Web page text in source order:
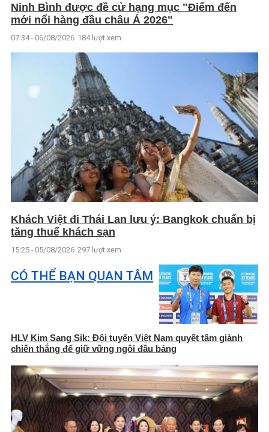
Ninh Bình được đề cử hạng mục "Điểm đến
mới nổi hàng đầu châu Á 2026"
07:34 - 06/08/2026 184 lượt xem
Khách Việt đi Thái Lan lưu ý: Bangkok chuẩn bị
tăng thuế khách sạn
15:25 - 05/08/2026 297 lượt xem
CÓ THỂ BẠN QUAN TÂM
HLV Kim Sang Sik: Đội tuyển Việt Nam quyết tâm giành
chiến thắng để giữ vững ngôi đầu bảng